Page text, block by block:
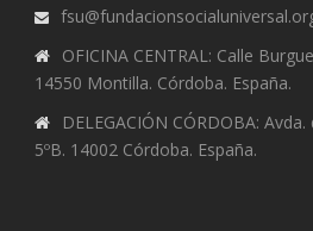
OFICINA CENTRAL: Calle
14550 Montilla. Córdoba. España.
DELEGACIÓN CÓRDOBA:
5ºB. 14002 Córdoba. España.